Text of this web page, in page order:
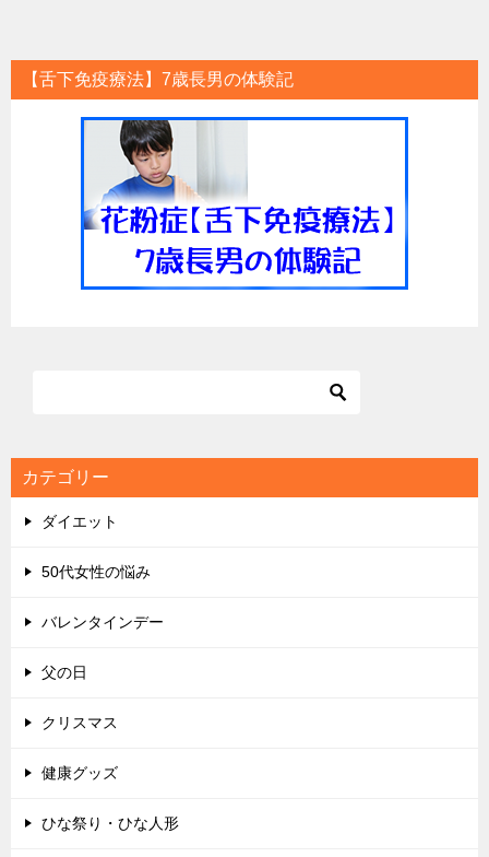
【舌下免疫療法】7歳長男の体験記
カテゴリー
ダイエット
50代女性の悩み
バレンタインデー
父の日
クリスマス
健康グッズ
ひな祭り・ひな人形